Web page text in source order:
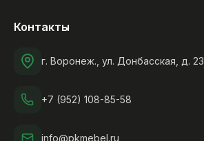
Контакты
г. Воронеж., ул. Донбасская, д. 23
+7 (952) 108-85-58
info@pkmebel.ru